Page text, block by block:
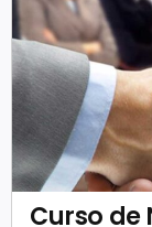
Curso de